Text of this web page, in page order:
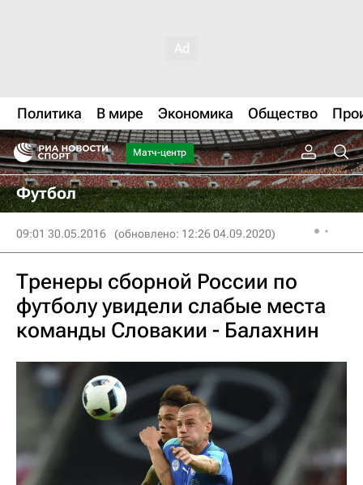
Политика В мире Экономика Общество
Матч-центр
Футбол
09:01 30.05.2016 (обновлено: 12:26 04.09.2020)
Тренеры сборной России по
футболу увидели слабые места
команды Словакии - Балахнин